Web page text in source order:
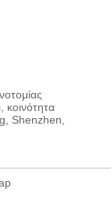
Shenzhen,